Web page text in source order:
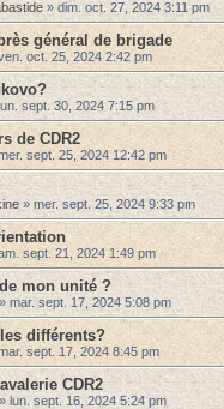
» dim. oct. 27, 2024 3:11 pm
général de brigade
oct. 25, 2024 2:42 pm
sept. 30, 2024 7:15 pm
de CDR2
sept. 25, 2024 12:42 pm
» mer. sept. 25, 2024 9:33 pm
sept. 21, 2024 1:49 pm
mon unité ?
» mar. sept. 17, 2024 5:08 pm
différents?
sept. 17, 2024 8:45 pm
CDR2
» lun. sept. 16, 2024 5:24 pm